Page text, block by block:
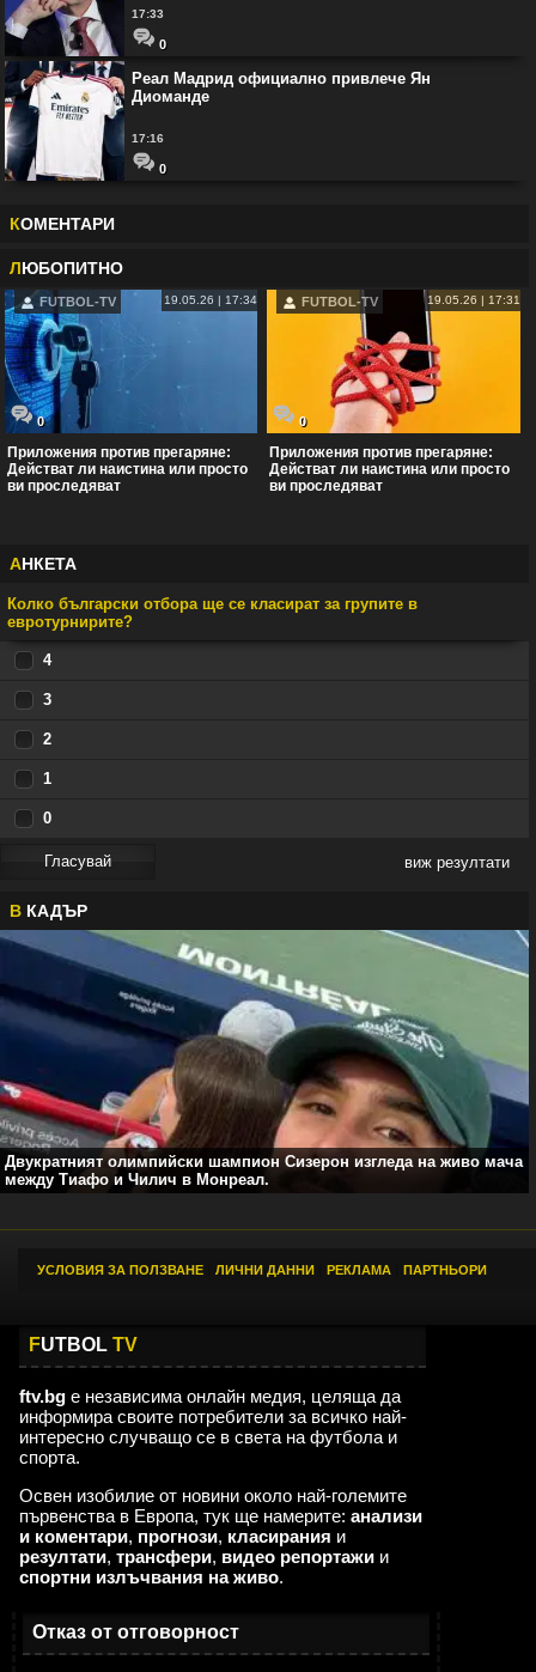
17:33
0
Реал Мадрид официално привлече Ян
Диоманде
17:16
0
КОМЕНТАРИ
ЛЮБОПИТНО
FUTBOL-TV 19.05.26 | 17:34
0
Приложения против прегаряне:
Действат ли наистина или просто
ви проследяват
FUTBOL-TV 19.05.26 | 17:31
0
Приложения против прегаряне:
Действат ли наистина или просто
ви проследяват
АНКЕТА
Колко български отбора ще се класират за групите в
евротурнирите?
4
3
2
1
0
виж резултати
В КАДЪР
Двукратният олимпийски шампион Сизерон изгледа на живо мача
между Тиафо и Чилич в Монреал.
УСЛОВИЯ ЗА ПОЛЗВАНЕ ЛИЧНИ ДАННИ РЕКЛАМА ПАРТНЬОРИ
FUTBOL TV
ftv.bg е независима онлайн медия, целяща да
информира своите потребители за всичко най-
интересно случващо се в света на футбола и
спорта.
Освен изобилие от новини около най-големите
първенства в Европа, тук ще намерите: анализи
и коментари, прогнози, класирания и
резултати, трансфери, видео репортажи и
спортни излъчвания на живо.
Отказ от отговорност